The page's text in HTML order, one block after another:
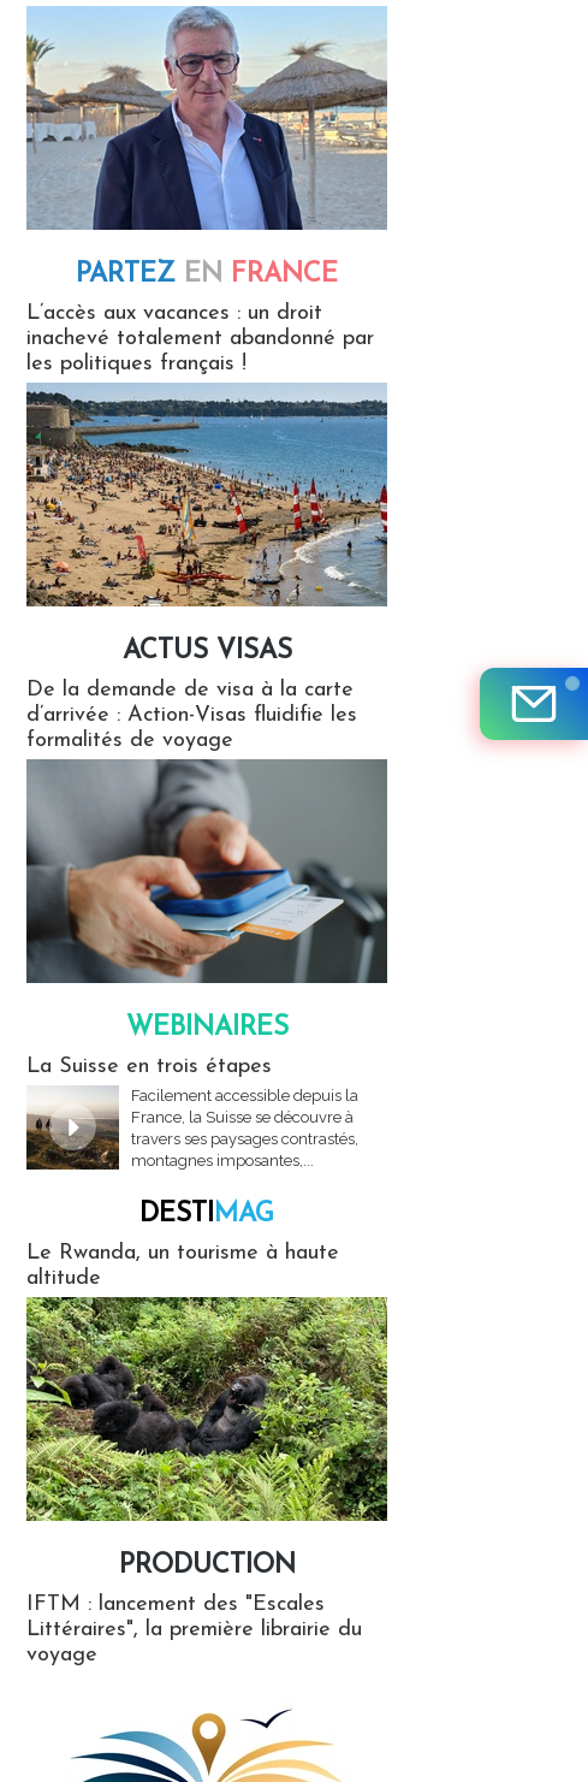
PARTEZ EN FRANCE
L’accès aux vacances : un droit
inachevé totalement abandonné par
les politiques français !
ACTUS VISAS
De la demande de visa à la carte
d’arrivée : Action-Visas fluidifie les
formalités de voyage
WEBINAIRES
La Suisse en trois étapes
Facilement accessible depuis la
France, la Suisse se découvre à
travers ses paysages contrastés,
montagnes imposantes,...
DESTIMAG
Le Rwanda, un tourisme à haute
altitude
PRODUCTION
IFTM : lancement des "Escales
Littéraires", la première librairie du
voyage